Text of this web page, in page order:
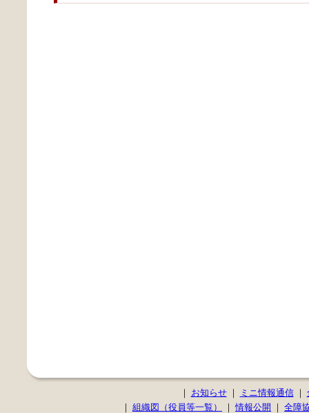
｜ お知らせ｜ ミニ情報通信｜
｜ 組織図（役員等一覧） ｜情報公開 ｜ 全障